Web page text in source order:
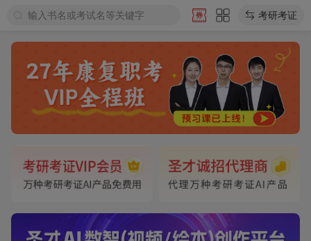
输入书名或考试名等关键字 考研考证